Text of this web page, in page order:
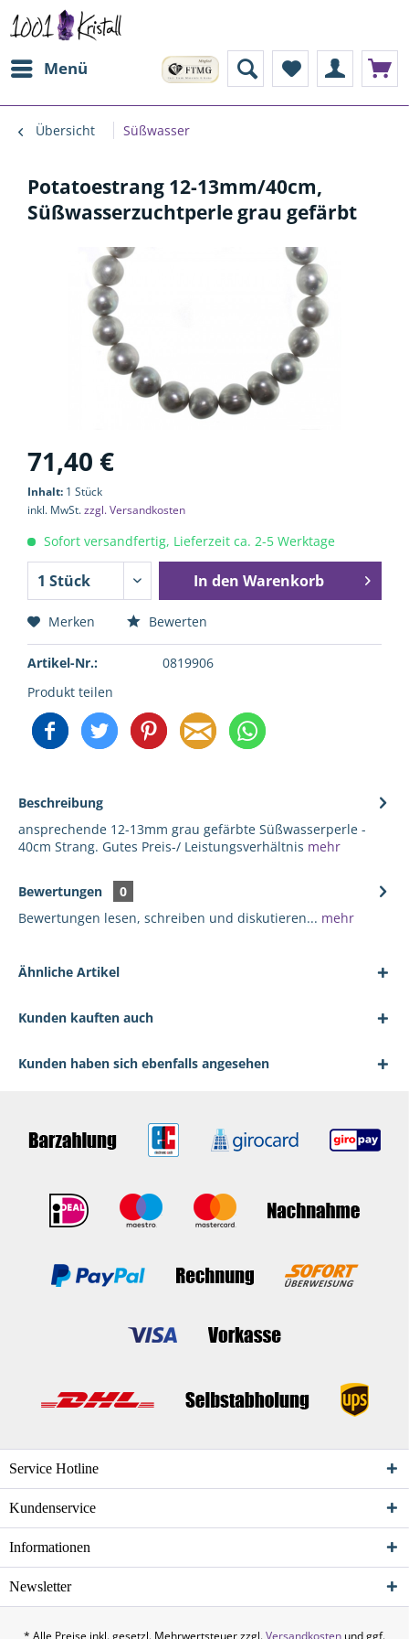
Menü
Übersicht Süßwasser
Potatoestrang 12-13mm/40cm,
Süßwasserzuchtperle grau gefärbt
71,40 €
Inhalt: 1 Stück
inkl. MwSt.zzgl. Versandkosten
Sofort versandfertig, Lieferzeit ca. 2-5 Werktage
In den Warenkorb
Merken Bewerten
Artikel-Nr.:
0819906
Produkt teilen
Beschreibung
ansprechende 12-13mm grau gefärbte Süßwasserperle -
40cm Strang. Gutes Preis-/ Leistungsverhältnis mehr
Bewertungen
0
Bewertungen lesen, schreiben und diskutieren... mehr
Ähnliche Artikel
Kunden kauften auch
Kunden haben sich ebenfalls angesehen
Service Hotline
Kundenservice
Informationen
Newsletter
* Alle Preise inkl. gesetzl. Mehrwertsteuer zzgl. Versandkosten und ggf.